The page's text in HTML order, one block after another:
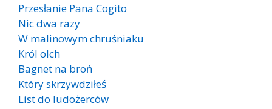
Przesłanie Pana Cogito
Nic dwa razy
W malinowym chruśniaku
Król olch
Bagnet na broń
Który skrzywdziłeś
List do ludożerców